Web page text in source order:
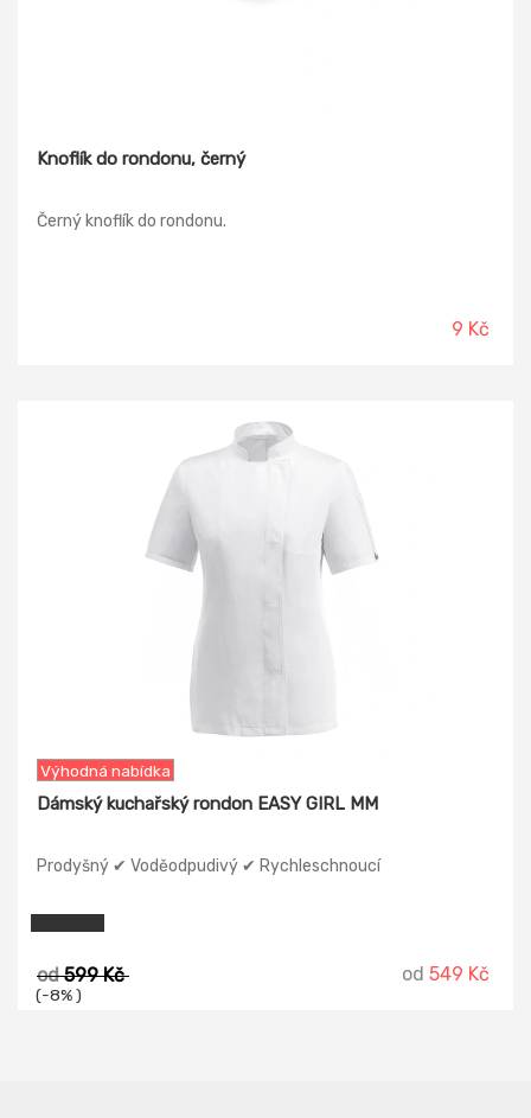
Knoflík do rondonu, černý
Černý knoflík do rondonu.
9 Kč
Výhodná nabídka
Dámský kuchařský rondon EASY GIRL MM
Prodyšný ✔ Voděodpudivý ✔ Rychleschnoucí
od599 Kč
(-8% )
od 549 Kč